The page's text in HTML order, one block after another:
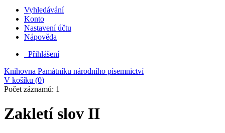
Vyhledávání
Konto
Nastavení účtu
Nápověda
Přihlášení
Knihovna Památníku národního písemnictví
V košíku (0)
Počet záznamů: 1
Zakletí slov II